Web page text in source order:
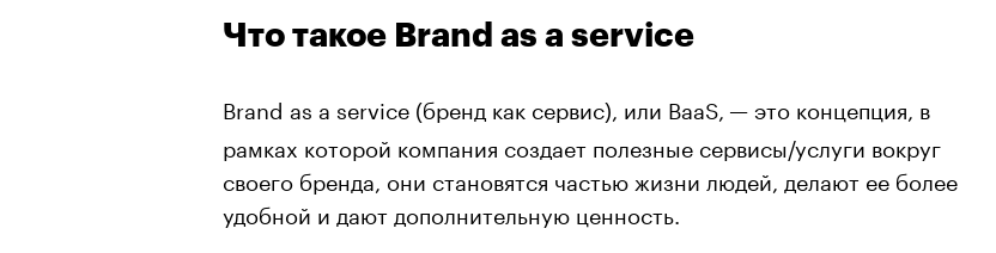
Что такое Brand as a service
Brand as a service (бренд как сервис), или BaaS, — это концепция, в
рамках которой компания создает полезные сервисы/услуги вокруг
своего бренда, они становятся частью жизни людей, делают ее более
удобной и дают дополнительную ценность.